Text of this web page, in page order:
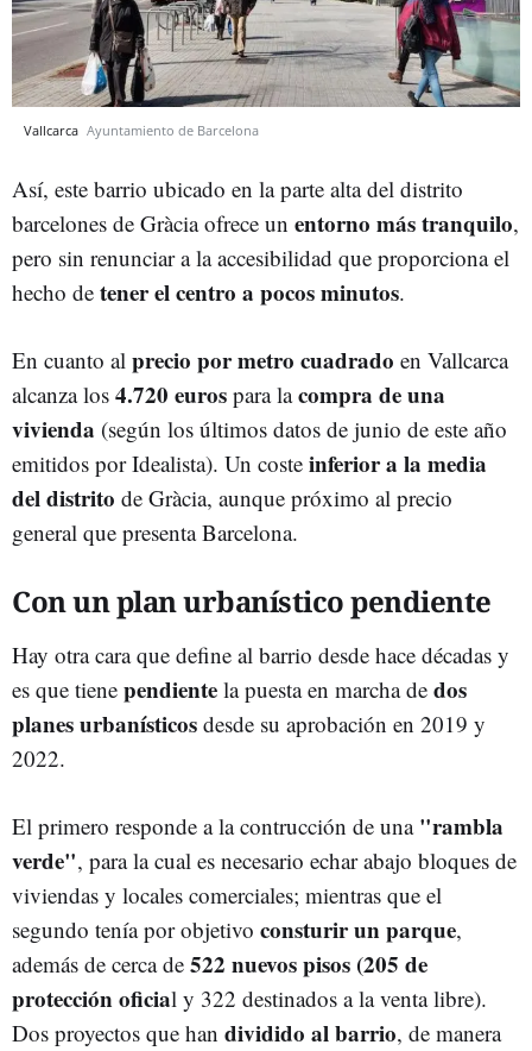
Vallcarca Ayuntamiento de Barcelona
Así, este barrio ubicado en la parte alta del distrito
barcelones de Gràcia ofrece un entorno más tranquilo,
pero sin renunciar a la accesibilidad que proporciona el
hecho de tener el centro a pocos minutos.
En cuanto al precio por metro cuadrado en Vallcarca
alcanza los 4.720 euros para lacompra de una
vivienda (según los últimos datos de junio de este año
emitidos por Idealista). Un coste inferior a la media
del distrito de Gràcia, aunque próximo al precio
general que presenta Barcelona.
Con un plan urbanístico pendiente
Hay otra cara que define al barrio desde hace décadas y
es que tiene pendiente la puesta en marcha de dos
planes urbanísticos desde su aprobación en 2019 y
2022.
El primero responde a la contrucción de una "rambla
verde", para la cual es necesario echar abajo bloques de
viviendas y locales comerciales; mientras que el
segundo tenía por objetivo consturir un parque,
además de cerca de 522 nuevos pisos (205 de
protección oficial y 322 destinados a la venta libre).
Dos proyectos que han dividido al barrio, de manera